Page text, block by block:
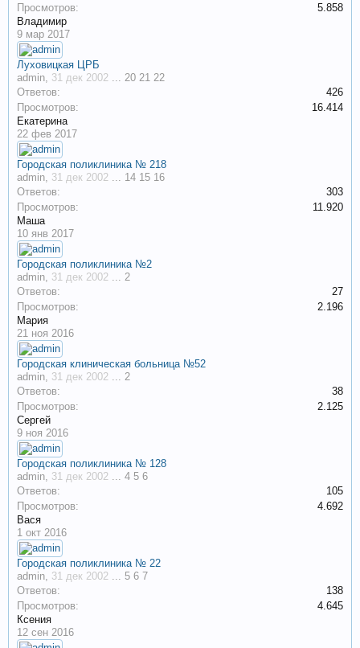
Просмотров:
5.858
Владимир
9 мар 2017
Луховицкая ЦРБ
admin, 31 дек 2002 ... 20 21 22
Ответов:
426
Просмотров:
16.414
Екатерина
22 фев 2017
Городская поликлиника № 218
admin, 31 дек 2002 ... 14 15 16
Ответов:
303
Просмотров:
11.920
Маша
10 янв 2017
Городская поликлиника №2
admin, 31 дек 2002 ... 2
Ответов:
27
Просмотров:
2.196
Мария
21 ноя 2016
Городская клиническая больница №52
admin, 31 дек 2002 ... 2
Ответов:
38
Просмотров:
2.125
Сергей
9 ноя 2016
Городская поликлиника № 128
admin, 31 дек 2002 ... 4 5 6
Ответов:
105
Просмотров:
4.692
Вася
1 окт 2016
Городская поликлиника № 22
admin, 31 дек 2002 ... 5 6 7
Ответов:
138
Просмотров:
4.645
Ксения
12 сен 2016